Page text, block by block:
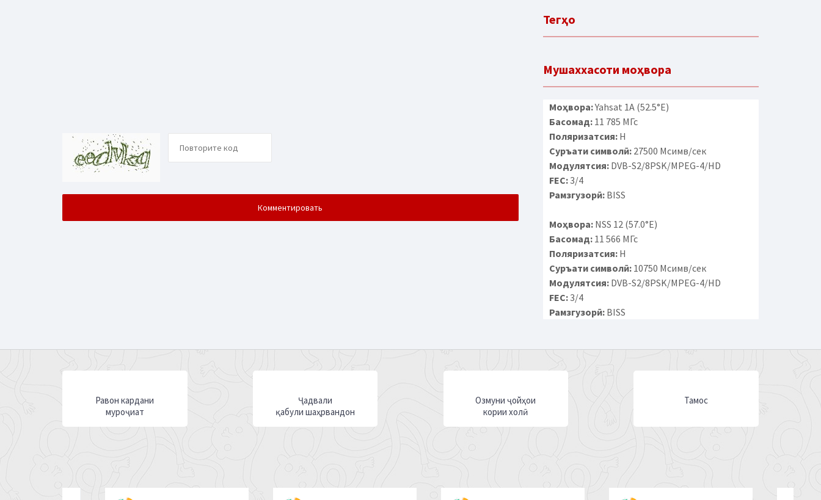
Тегҳо
Мушаххасоти моҳвора
Моҳвора:Yahsat 1A (52.5°E)
Басомад:11 785 МГс
Поляризатсия:H
Суръати символӣ:27500 Мсимв/сек
Модулятсия:DVB-S2/8PSK/MPEG-4/HD
FEC:3/4
Рамзгузорӣ:BISS
Моҳвора:NSS 12 (57.0°E)
Басомад:11 566 МГс
Поляризатсия:H
Суръати символӣ:10750 Мсимв/сек
Модулятсия:DVB-S2/8PSK/MPEG-4/HD
FEC:3/4
Рамзгузорӣ:BISS
Равон кардани
муроҷиат
Ҷадвали
қабули шаҳрвандон
Озмуни ҷойҳои
кории холӣ
Тамос